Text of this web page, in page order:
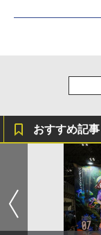
おすすめ記事